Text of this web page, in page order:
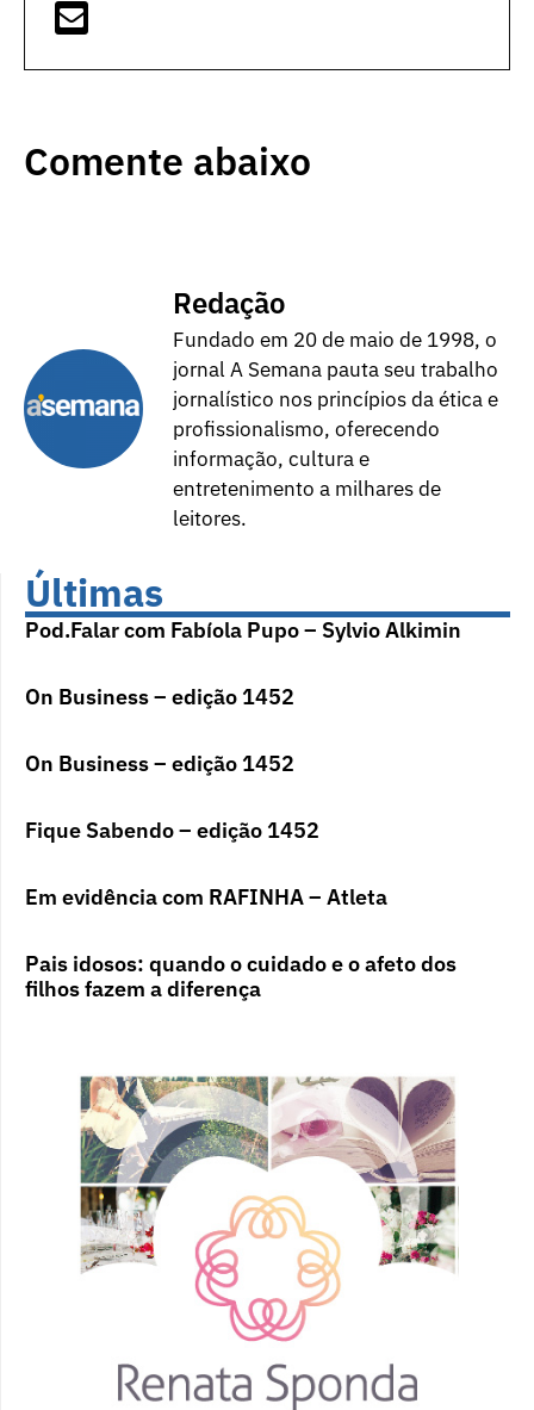
Comente abaixo
Redação
Fundado em 20 de maio de 1998, o
jornal A Semana pauta seu trabalho
jornalístico nos princípios da ética e
profissionalismo, oferecendo
informação, cultura e
entretenimento a milhares de
leitores.
Últimas
Pod.Falar com Fabíola Pupo – Sylvio Alkimin
On Business – edição 1452
On Business – edição 1452
Fique Sabendo – edição 1452
Em evidência com RAFINHA – Atleta
Pais idosos: quando o cuidado e o afeto dos
filhos fazem a diferença